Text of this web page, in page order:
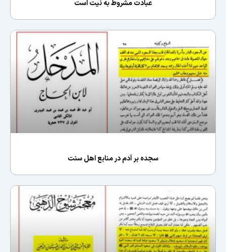
عبادت مشروط به نیت است
سجده بر آدم در منابع اهل سنت